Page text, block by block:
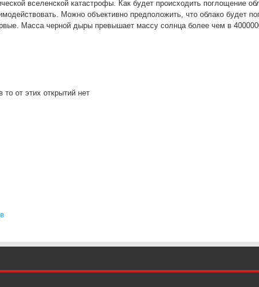
вселенской катастрофы. Как будет происходить поглощение
Можно объективно предположить, что облако будет
Масса черной дыры превышает массу солнца более чем в
от этих открытий нет